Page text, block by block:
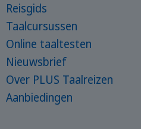
Reisgids
Taalcursussen
Online taaltesten
Nieuwsbrief
Over PLUS Taalreizen
Aanbiedingen